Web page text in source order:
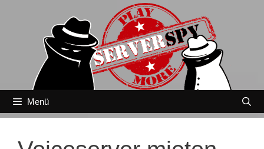
Menü